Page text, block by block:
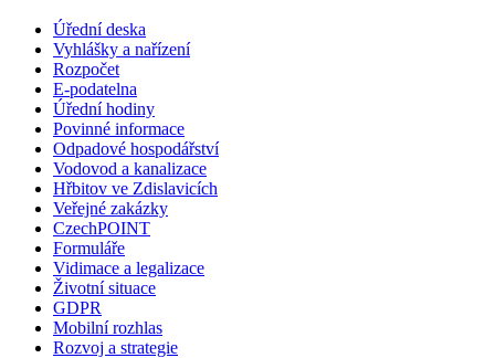
Úřední deska
Vyhlášky a nařízení
Rozpočet
E-podatelna
Úřední hodiny
Povinné informace
Odpadové hospodářství
Vodovod a kanalizace
Hřbitov ve Zdislavicích
Veřejné zakázky
CzechPOINT
Formuláře
Vidimace a legalizace
Životní situace
GDPR
Mobilní rozhlas
Rozvoj a strategie